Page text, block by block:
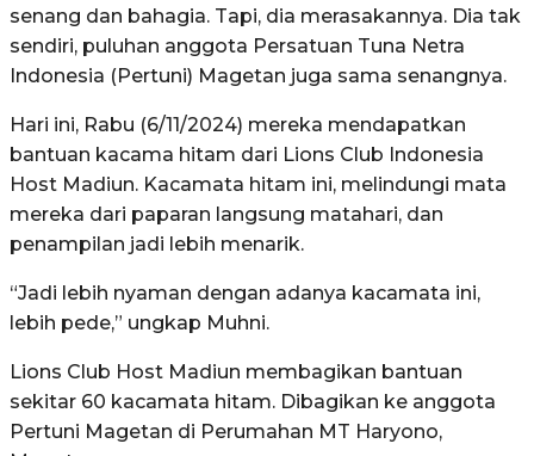
senang dan bahagia. Tapi, dia merasakannya. Dia tak
sendiri, puluhan anggota Persatuan Tuna Netra
Indonesia (Pertuni) Magetan juga sama senangnya.
Hari ini, Rabu (6/11/2024) mereka mendapatkan
bantuan kacama hitam dari Lions Club Indonesia
Host Madiun. Kacamata hitam ini, melindungi mata
mereka dari paparan langsung matahari, dan
penampilan jadi lebih menarik.
“Jadi lebih nyaman dengan adanya kacamata ini,
lebih pede,” ungkap Muhni.
Lions Club Host Madiun membagikan bantuan
sekitar 60 kacamata hitam. Dibagikan ke anggota
Pertuni Magetan di Perumahan MT Haryono,